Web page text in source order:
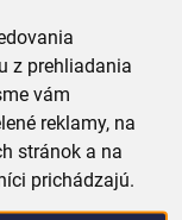
z prehliadania
vám
reklamy, na
stránok a na
prichádzajú.
cm